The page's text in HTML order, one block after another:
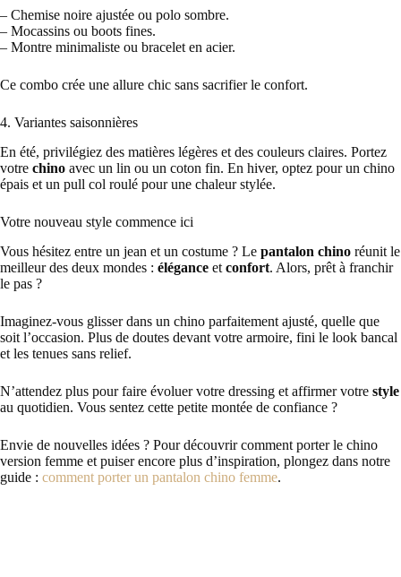
– Chemise noire ajustée ou polo sombre.
– Mocassins ou boots fines.
– Montre minimaliste ou bracelet en acier.
Ce combo crée une allure chic sans sacrifier le confort.
4. Variantes saisonnières
En été, privilégiez des matières légères et des couleurs claires. Portez
votre chino avec un lin ou un coton fin. En hiver, optez pour un chino
épais et un pull col roulé pour une chaleur stylée.
Votre nouveau style commence ici
Vous hésitez entre un jean et un costume ? Le pantalon chino réunit le
meilleur des deux mondes : élégance et confort. Alors, prêt à franchir
le pas ?
Imaginez-vous glisser dans un chino parfaitement ajusté, quelle que
soit l’occasion. Plus de doutes devant votre armoire, fini le look bancal
et les tenues sans relief.
N’attendez plus pour faire évoluer votre dressing et affirmer votre style
au quotidien. Vous sentez cette petite montée de confiance ?
Envie de nouvelles idées ? Pour découvrir comment porter le chino
version femme et puiser encore plus d’inspiration, plongez dans notre
guide : comment porter un pantalon chino femme.